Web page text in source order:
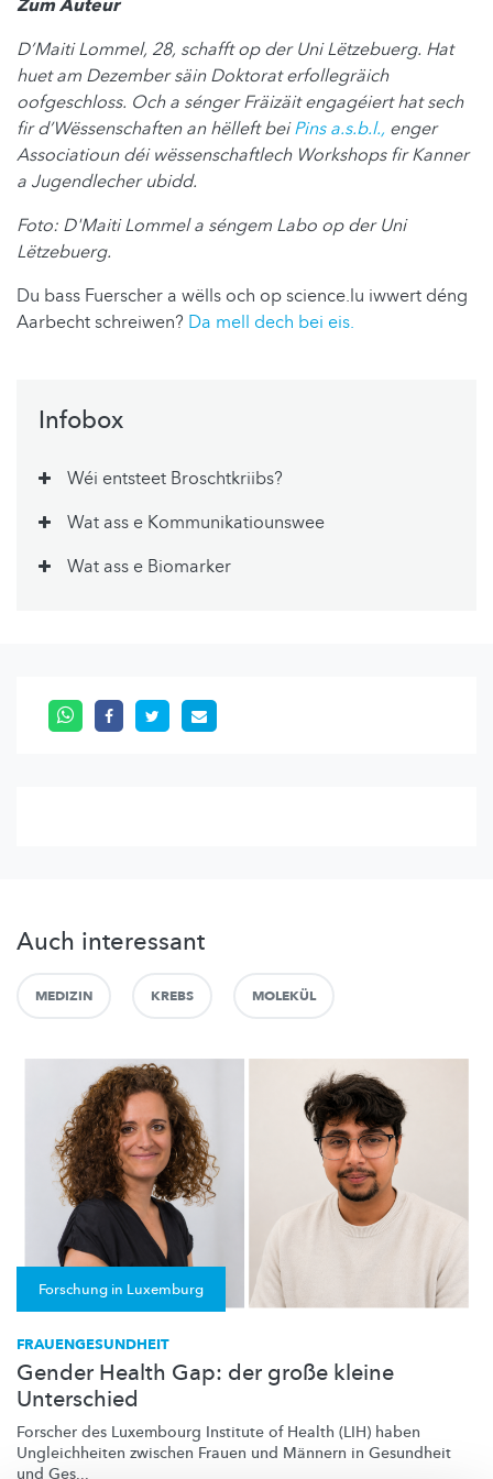
Zum Auteur
D’Maiti Lommel, 28, schafft op der Uni Lëtzebuerg. Hat
huet am Dezember säin Doktorat erfollegräich
oofgeschloss. Och a sénger Fräizäit engagéiert hat sech
fir d’Wëssenschaften an hëlleft beiPins a.s.b.l., enger
Associatioun déi wëssenschaftlech Workshops fir Kanner
a Jugendlecher ubidd.
Foto: D'Maiti Lommel a séngem Labo op der Uni
Lëtzebuerg.
Du bass Fuerscher a wëlls och op science.lu iwwert déng
Aarbecht schreiwen? Da mell dech bei eis.
Infobox
Wéi entsteet Broschtkriibs?
Wat ass e Kommunikatiounswee
Wat ass e Biomarker
Auch interessant
MEDIZIN KREBS MOLEKÜL
Forschung in Luxemburg
FRAUENGESUNDHEIT
Gender Health Gap: der große kleine
Unterschied
Forscher des Luxembourg Institute of Health (LIH) haben
Ungleichheiten zwischen Frauen und Männern in Gesundheit
und Ges...